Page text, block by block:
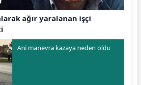
ağır yaralanan işçi
Ani manevra kazaya neden oldu